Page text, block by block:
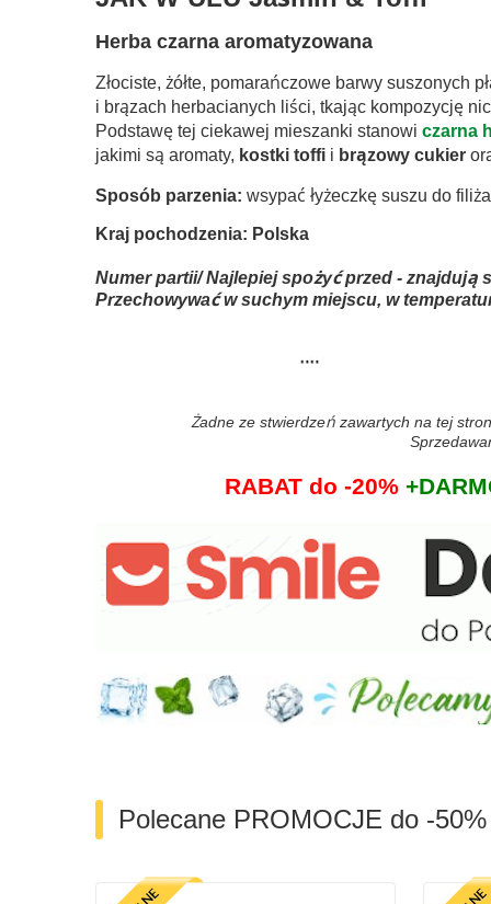
Herba czarna aromatyzowana
Złociste, żółte, pomarańczowe barwy suszonych
i brązach herbacianych liści, tkając kompozycję
Podstawę tej ciekawej mieszanki stanowi czarna
jakimi są aromaty, kostki toffi i brązowy cukier
Sposób parzenia: wsypać łyżeczkę suszu do
Kraj pochodzenia: Polska
Numer partii/ Najlepiej spożyć przed - znajdują
Przechowywać w suchym miejscu, w
Żadne ze stwierdzeń zawartych na tej
RABAT do -20%
Polecane PROMOCJE do -50%